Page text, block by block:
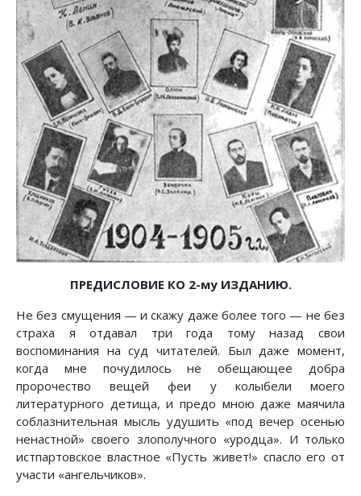
ПРЕДИСЛОВИЕ КО 2-му ИЗДАНИЮ.
Не без смущения — и скажу даже более того — не без
страха я отдавал три года тому назад свои
воспоминания на суд читателей. Был даже момент,
когда мне почудилось не обещающее добра
пророчество вещей феи у колыбели моего
литературного детища, и предо мною даже маячила
соблазнительная мысль удушить «под вечер осенью
ненастной» своего злополучного «уродца». И только
истпартовское властное «Пусть живет!» спасло его от
участи «ангельчиков».